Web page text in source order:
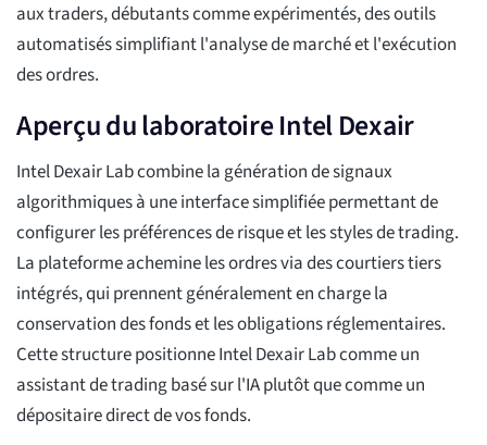
aux traders, débutants comme expérimentés, des outils
automatisés simplifiant l'analyse de marché et l'exécution
des ordres.
Aperçu du laboratoire Intel Dexair
Intel Dexair Lab combine la génération de signaux
algorithmiques à une interface simplifiée permettant de
configurer les préférences de risque et les styles de trading.
La plateforme achemine les ordres via des courtiers tiers
intégrés, qui prennent généralement en charge la
conservation des fonds et les obligations réglementaires.
Cette structure positionne Intel Dexair Lab comme un
assistant de trading basé sur l'IA plutôt que comme un
dépositaire direct de vos fonds.